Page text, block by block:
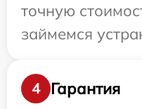
точную
займемся
4
Гарантия